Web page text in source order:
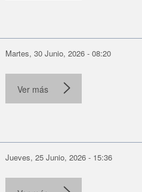
Martes, 30 Junio, 2026 - 08:20
Ver más
Jueves, 25 Junio, 2026 - 15:36